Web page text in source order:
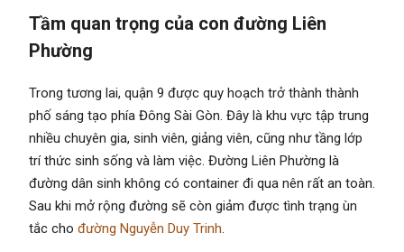
Tầm quan trọng của con đường Liên
Phường
Trong tương lai, quận 9 được quy hoạch trở thành thành
phố sáng tạo phía Đông Sài Gòn. Đây là khu vực tập trung
nhiều chuyên gia, sinh viên, giảng viên, cũng như tầng lớp
trí thức sinh sống và làm việc. Đường Liên Phường là
đường dân sinh không có container đi qua nên rất an toàn.
Sau khi mở rộng đường sẽ còn giảm được tình trạng ùn
tắc cho đường Nguyễn Duy Trinh